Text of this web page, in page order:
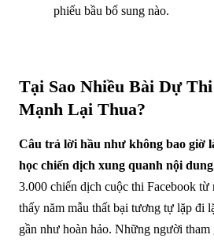
phiếu bầu bổ sung nào.
Tại Sao Nhiều Bài Dự
Mạnh Lại Thua?
Câu trả lời hầu như không bao giờ
học chiến dịch xung quanh nội
3.000 chiến dịch cuộc thi Facebook từ
thấy năm mẫu thất bại tương tự lặp đi
gần như hoàn hảo. Những người